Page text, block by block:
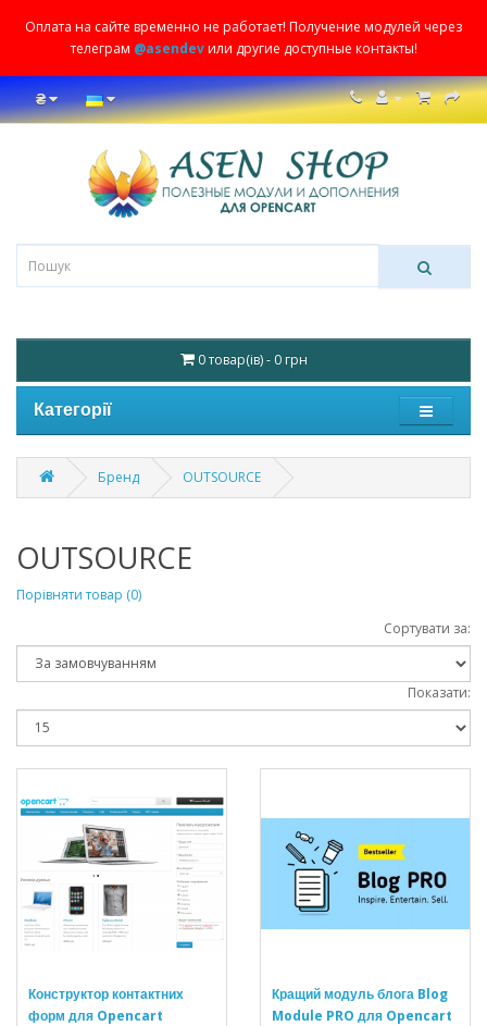
Оплата на сайте временно не работает! Получение модулей через
телеграм @asendevили другие доступные контакты!
₴
0 товар(ів) - 0 грн
Категорії
Бренд OUTSOURCE
OUTSOURCE
Порівняти товар (0)
Сортувати за:
Показати:
Конструктор контактних
форм для Opencart
Кращий модуль блога Blog
Module PRO для Opencart